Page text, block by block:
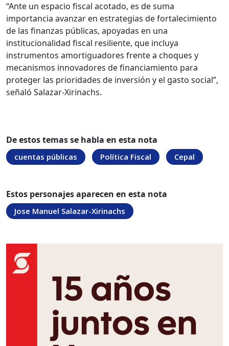
“Ante un espacio fiscal acotado, es de suma
importancia avanzar en estrategias de fortalecimiento
de las finanzas públicas, apoyadas en una
institucionalidad fiscal resiliente, que incluya
instrumentos amortiguadores frente a choques y
mecanismos innovadores de financiamiento para
proteger las prioridades de inversión y el gasto social”,
señaló Salazar-Xirinachs.
De estos temas se habla en esta nota
cuentas públicas Política Fiscal Cepal
Estos personajes aparecen en esta nota
Jose Manuel Salazar-Xirinachs